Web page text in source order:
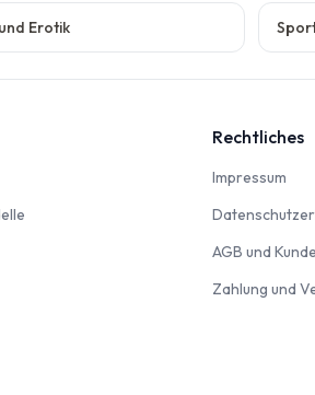
Erotik
Modellautos & Verkehrsmodelle
Rechtliches
Impressum
AGB und
Zahlung und